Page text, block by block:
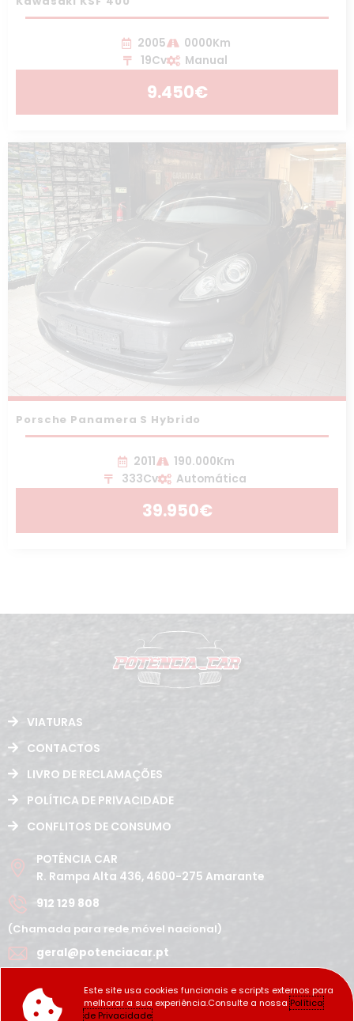
2005
0000Km
19Cv
Manual
9.450€
Porsche Panamera S Hybrido
2011
190.000Km
333Cv
Automática
39.950€
VIATURAS
CONTACTOS
LIVRO DE RECLAMAÇÕES
POLÍTICA DE PRIVACIDADE
CONFLITOS DE CONSUMO
POTÊNCIA CAR
R. Rampa Alta 436, 4600-275 Amarante
912 129 808
(Chamada para rede móvel nacional)
geral@potenciacar.pt
10:00h - 12:30h | 14h 19:30h
Domingo
Este site usa cookies funcionais e scripts externos para
melhorar a sua experiência.Consulte a nossaPolítica
de Privacidade